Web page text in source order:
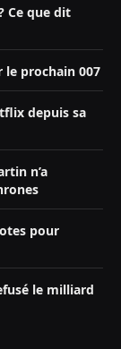
Ce que dit
le prochain 007
depuis sa
n’a
pour
le milliard